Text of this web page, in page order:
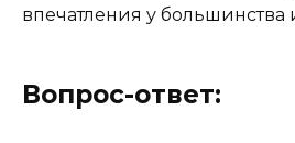
впечатления у большинства
Вопрос-ответ: